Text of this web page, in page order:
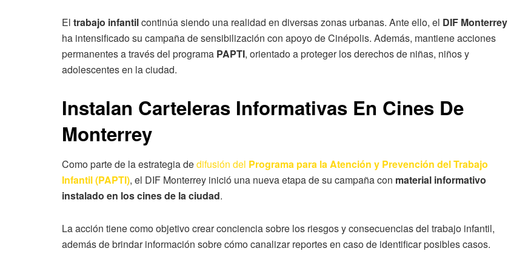
El trabajo infantilcontinúa siendo una realidad en diversas zonas urbanas. Ante ello, el DIF Monterrey
ha intensificado su campaña de sensibilización con apoyo de Cinépolis. Además, mantiene acciones
permanentes a través del programa PAPTI, orientado a proteger los derechos de niñas, niños y
adolescentes en la ciudad.
Instalan Carteleras Informativas En Cines De
Monterrey
Como parte de la estrategia dedifusión del Programa para la Atención y Prevención del Trabajo
Infantil (PAPTI), el DIF Monterrey inició una nueva etapa de su campaña con material informativo
instalado en los cines de la ciudad.
La acción tiene como objetivo crear conciencia sobre los riesgos y consecuencias del trabajo infantil,
además de brindar información sobre cómo canalizar reportes en caso de identificar posibles casos.